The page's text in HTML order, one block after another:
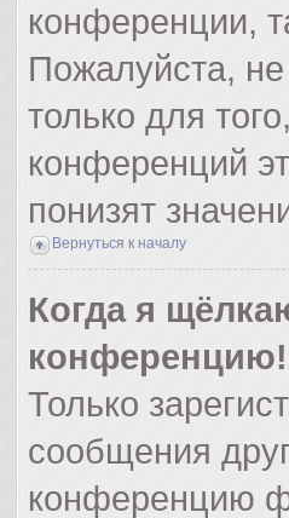
конференции,
Пожалуйста,
только для
конференций
понизят
Вернуться к началу
Когда я
конференцию!
Только
сообщения
конференцию